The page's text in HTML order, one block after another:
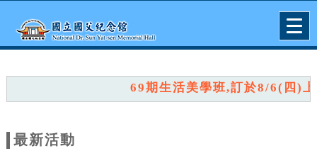
網
站
主
題
69期生活美學班,訂於8/6(四)上午9
最新活動